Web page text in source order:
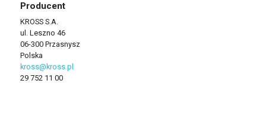
Producent
KROSS S.A.
ul. Leszno 46
06-300 Przasnysz
Polska
kross@kross.pl
29 752 11 00